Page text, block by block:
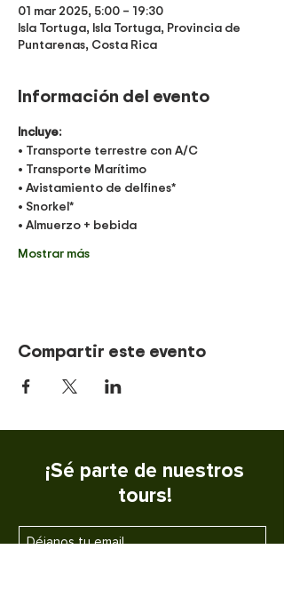
01 mar 2025, 5:00 – 19:30
Isla Tortuga, Isla Tortuga, Provincia de
Puntarenas, Costa Rica
Información del evento
Incluye:
• Transporte terrestre con A/C
• Transporte Marítimo
• Avistamiento de delfines*
• Snorkel*
• Almuerzo + bebida
Mostrar más
Compartir este evento
¡Sé parte de nuestros
tours!